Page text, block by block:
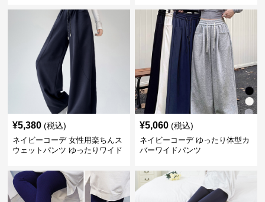
¥5,380 (税込)
ネイビーコーデ 女性用楽ちんス
ウェットパンツ ゆったりワイド
¥5,060 (税込)
ネイビーコーデ ゆったり体型カ
バーワイドパンツ